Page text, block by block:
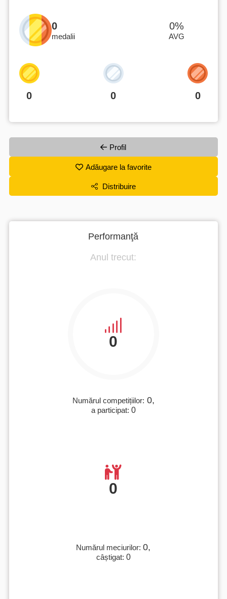
0
medalii
0%
AVG
0 0 0
Profil
Adăugare la favorite
Distribuire
Performanţă
Anul trecut:
0
Numărul competițiilor: 0,
a participat: 0
0
Numărul meciurilor:0,
câștigat: 0